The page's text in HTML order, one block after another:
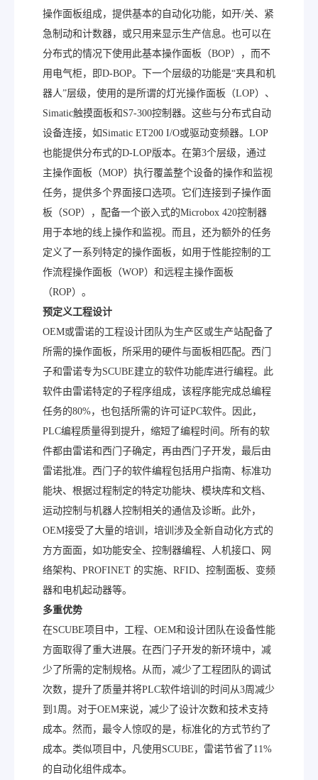
操作面板组成，提供基本的自动化功能，如开/关、紧
急制动和计数器，或只用来显示生产信息。也可以在
分布式的情况下使用此基本操作面板（BOP），而不
用电气柜，即D-BOP。下一个层级的功能是“夹具和机
器人”层级，使用的是所谓的灯光操作面板（LOP）、
Simatic触摸面板和S7-300控制器。这些与分布式自动
设备连接，如Simatic ET200 I/O或驱动变频器。LOP
也能提供分布式的D-LOP版本。在第3个层级，通过
主操作面板（MOP）执行覆盖整个设备的操作和监视
任务，提供多个界面接口选项。它们连接到子操作面
板（SOP），配备一个嵌入式的Microbox 420控制器
用于本地的线上操作和监视。而且，还为额外的任务
定义了一系列特定的操作面板，如用于性能控制的工
作流程操作面板（WOP）和远程主操作面板
（ROP）。
预定义工程设计
OEM或雷诺的工程设计团队为生产区或生产站配备了
所需的操作面板，所采用的硬件与面板相匹配。西门
子和雷诺专为SCUBE建立的软件功能库进行编程。此
软件由雷诺特定的子程序组成，该程序能完成总编程
任务的80%，也包括所需的许可证PC软件。因此，
PLC编程质量得到提升，缩短了编程时间。所有的软
件都由雷诺和西门子确定，再由西门子开发，最后由
雷诺批准。西门子的软件编程包括用户指南、标准功
能块、根据过程制定的特定功能块、模块库和文档、
运动控制与机器人控制相关的通信及诊断。此外，
OEM接受了大量的培训，培训涉及全新自动化方式的
方方面面，如功能安全、控制器编程、人机接口、网
络架构、PROFINET 的实施、RFID、控制面板、变频
器和电机起动器等。
多重优势
在SCUBE项目中，工程、OEM和设计团队在设备性能
方面取得了重大进展。在西门子开发的新环境中，减
少了所需的定制规格。从而，减少了工程团队的调试
次数，提升了质量并将PLC软件培训的时间从3周减少
到1周。对于OEM来说，减少了设计次数和技术支持
成本。然而，最令人惊叹的是，标准化的方式节约了
成本。类似项目中，凡使用SCUBE，雷诺节省了11%
的自动化组件成本。